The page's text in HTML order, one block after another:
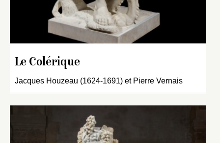
Le Colérique
Jacques Houzeau (1624-1691) et Pierre Vernais